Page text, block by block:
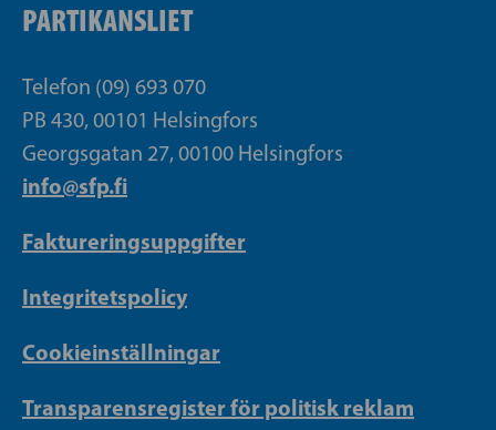
PARTIKANSLIET
Telefon (09) 693 070
PB 430, 00101 Helsingfors
Georgsgatan 27, 00100 Helsingfors
info@sfp.fi
Faktureringsuppgifter
Integritetspolicy
Cookieinställningar
Transparensregister för politisk reklam